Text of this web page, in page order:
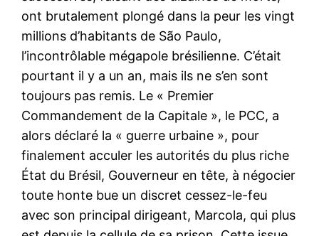
ont brutalement plongé dans la peur les vingt
millions d’habitants de São Paulo,
l’incontrôlable mégapole brésilienne. C’était
pourtant il y a un an, mais ils ne s’en sont
toujours pas remis. Le « Premier
Commandement de la Capitale », le PCC, a
alors déclaré la « guerre urbaine », pour
finalement acculer les autorités du plus riche
État du Brésil, Gouverneur en tête, à négocier
toute honte bue un discret cessez-le-feu
avec son principal dirigeant, Marcola, qui plus